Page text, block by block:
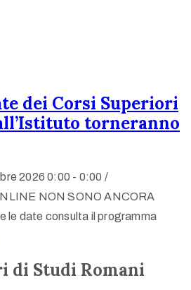
dei Corsi Superiori
torneranno
2026 0:00 - 0:00 /
NON SONO ANCORA
le date consulta il programma
di Studi Romani